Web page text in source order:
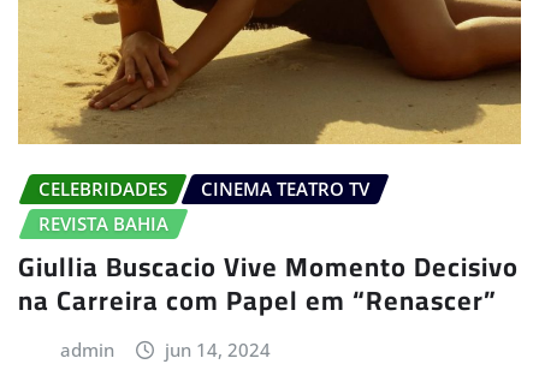
CELEBRIDADES
CINEMA TEATRO TV
REVISTA BAHIA
Giullia Buscacio Vive Momento Decisivo
na Carreira com Papel em “Renascer”
admin jun 14, 2024